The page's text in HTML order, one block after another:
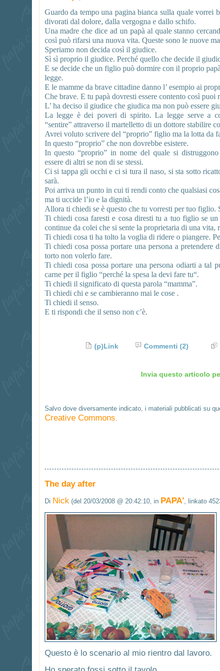
Guardo da tempo una pagina bianca sulla quale vorrei
divorati dal dolore, dalla vergogna e dallo schifo.
Una madre che dice ad un papà al quale stanno
così può rifarsi una nuova vita. Queste sono le nuove
Speriamo non decida così il giudice.
Sì sì proprio il giudice. Perché quello che decide il
E se decide che un figlio può dormire con il proprio
legge.
E le mamme da brave cittadine danno l’ esempio ai
Che brave. E tu papà dovresti essere contento così
L’ ha deciso il giudice che giudica ma non può essere
La legge è dei poveri di spirito. La legge serve a
“sentire” attraverso il martelletto di un dottore stabilire
Avrei voluto scrivere del “proprio” figlio ma la lotta da
In questo “proprio” che non dovrebbe esistere.
In questo “proprio” in nome del quale si
essere di altri se non di se stessi.
Ci si tappa gli occhi e ci si tura il naso, si sta sotto
sarà.
Poi arriva un punto in cui ti rendi conto che qualsiasi
ma ti uccide l’io e la dignità.
Allora ti chiedi se è questo che tu vorresti per tuo figlio.
Ti chiedi cosa faresti e cosa diresti tu a tuo figlio se
continue da colei che si sente la proprietaria di una vita,
Ti chiedi cosa ti ha tolto la voglia di ridere o piangere.
Ti chiedi cosa possa portare una persona a pretendere
torto non volerlo fare.
Ti chiedi cosa possa portare una persona odiarti a tal
carne per il figlio “perché la spesa la devi fare tu“.
Ti chiedi il significato di questa parola “mamma”.
Ti chiedi chi e se cambieranno mai le cose .
Ti chiedi il senso.
E ti rispondi che il senso non c’è.
(p)Link Commenti (2)
Invia questo articolo
Salvo dove diversamente indicato, i materiali pubblicati su
Creative Commons
The day after
Di Nick (del 20/03/2008 @ 20:42:10, in PAPA' , linkato
Questo è lo scenario al mio rientro dal lavoro.